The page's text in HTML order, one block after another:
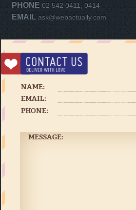
PHONE 02 542 0411, 0414
EMAIL ask@webactually.com
NAME:
EMAIL:
PHONE:
MESSAGE: